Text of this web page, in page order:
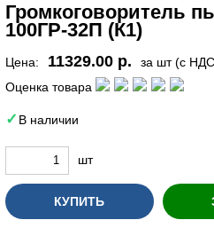
Громкоговоритель
100ГР-32П (К1)
Цена: 11329.00 р.
за шт (с
Оценка товара
В наличии
шт
КУПИТЬ